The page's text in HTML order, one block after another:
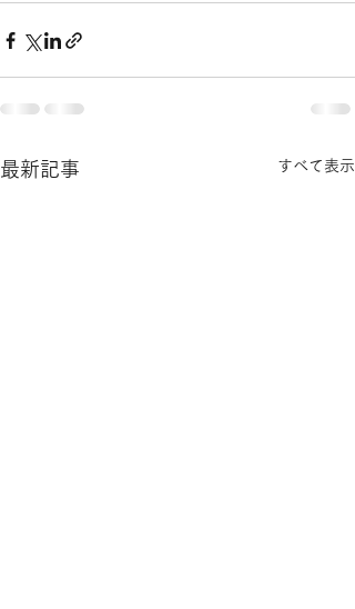
最新記事 すべて表示